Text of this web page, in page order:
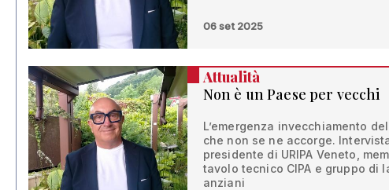
06 set 2025
Attualità
Non è un Paese per vecchi
L’emergenza invecchiamento
che non se ne accorge.
presidente di URIPA Veneto,
tavolo tecnico CIPA e gruppo di
anziani